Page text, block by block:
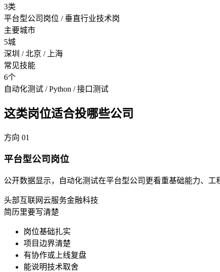
3类
平台型公司岗位 / 垂直行业技术岗
主要城市
5城
深圳 / 北京 / 上海
常见技能
6个
自动化测试 / Python / 接口测试
这类岗位适合投哪些公司
方向 01
平台型公司岗位
公开数据显示，自动化测试在平台型公司更看重基础能力、工
头部互联网云服务金融科技
简历里要写清楚
岗位基础扎实
项目边界清楚
有协作或上线复盘
能说明技术取舍